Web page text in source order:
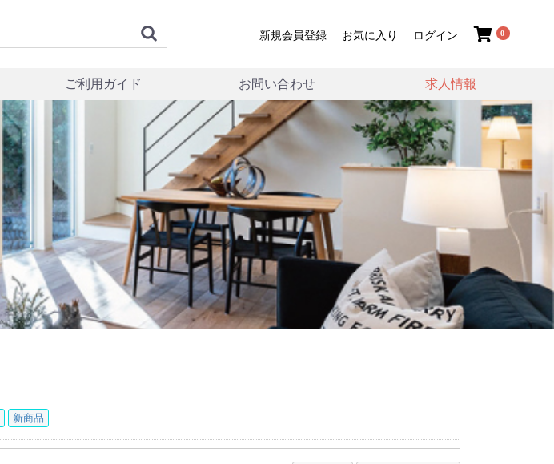
新規会員登録 お気に入り ログイン 0
ご利用ガイド お問い合わせ 求人情報
新商品